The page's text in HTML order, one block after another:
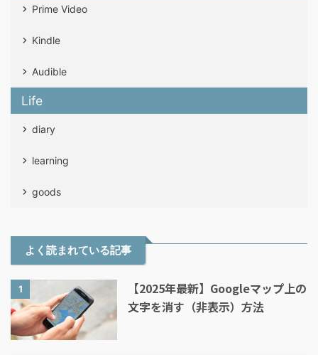
Prime Video
Kindle
Audible
Life
diary
learning
goods
よく読まれている記事
1
【2025年最新】Googleマップ上の
文字を消す（非表示）方法